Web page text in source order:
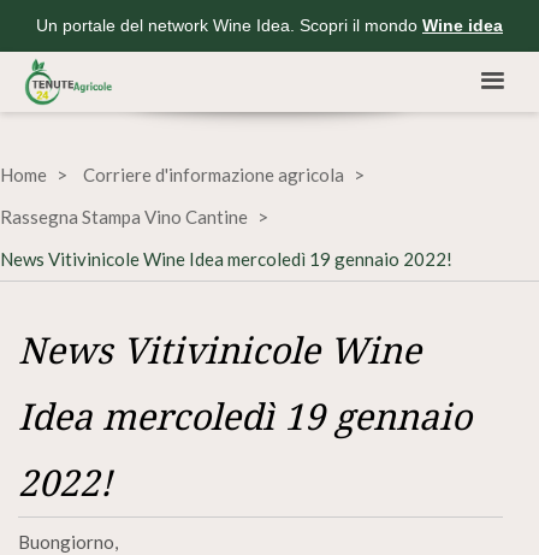
Un portale del network Wine Idea. Scopri il mondo Wine idea
Home
Corriere d'informazione agricola
Rassegna Stampa Vino Cantine
News Vitivinicole Wine Idea mercoledì 19 gennaio 2022!
News Vitivinicole Wine
Idea mercoledì 19 gennaio
2022!
Buongiorno,